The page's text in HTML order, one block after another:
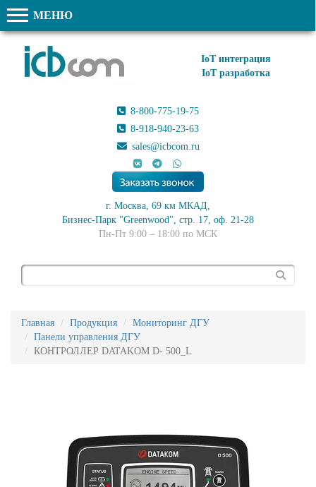
МЕНЮ
IoT интеграция
IoT разработка
8-800-775-19-75
8-918-940-23-63
sales@icbcom.ru
г. Москва, 69 км МКАД,
Бизнес-Парк "Greenwood", стр. 17, оф. 21-28
Пн-Пт 9:00 – 18:00 по МСК
Главная Продукция
Мониторинг ДГУ
Панели управления ДГУ
КОНТРОЛЛЕР DATAKOM D- 500_L